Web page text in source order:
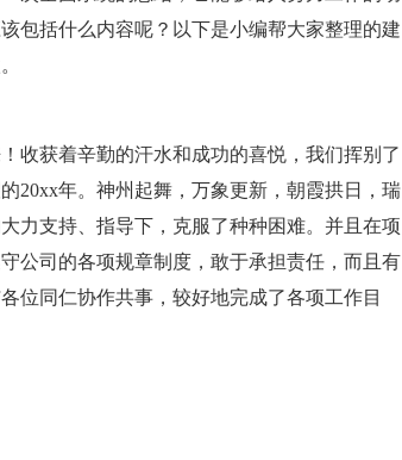
包括什么内容呢？以下是小编帮大家整理的建
收获着辛勤的汗水和成功的喜悦，我们挥别了
20xx年。神州起舞，万象更新，朝霞拱日，瑞
力支持、指导下，克服了种种困难。并且在项
公司的各项规章制度，敢于承担责任，而且有
位同仁协作共事，较好地完成了各项工作目